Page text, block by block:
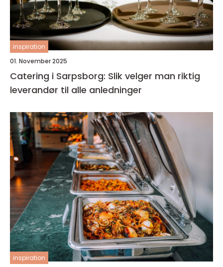
inspiration
01. November 2025
Catering i Sarpsborg: Slik velger man riktig
leverandør til alle anledninger
inspiration